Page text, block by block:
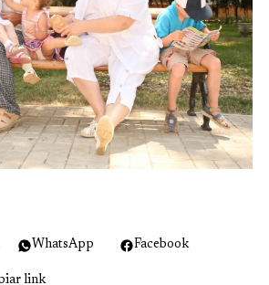
WhatsApp Facebook
link